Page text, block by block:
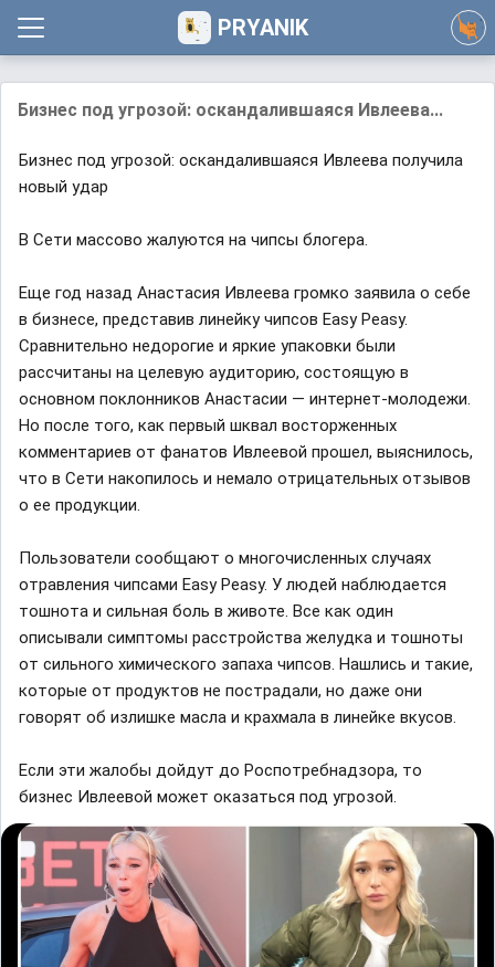
PRYANIK
Бизнес под угрозой: оскандалившаяся Ивлеева...
Бизнес под угрозой: оскандалившаяся Ивлеева получила
новый удар
В Сети массово жалуются на чипсы блогера.
Еще год назад Анастасия Ивлеева громко заявила о себе
в бизнесе, представив линейку чипсов Easy Peasy.
Сравнительно недорогие и яркие упаковки были
рассчитаны на целевую аудиторию, состоящую в
основном поклонников Анастасии — интернет-молодежи.
Но после того, как первый шквал восторженных
комментариев от фанатов Ивлеевой прошел, выяснилось,
что в Сети накопилось и немало отрицательных отзывов
о ее продукции.
Пользователи сообщают о многочисленных случаях
отравления чипсами Easy Peasy. У людей наблюдается
тошнота и сильная боль в животе. Все как один
описывали симптомы расстройства желудка и тошноты
от сильного химического запаха чипсов. Нашлись и такие,
которые от продуктов не пострадали, но даже они
говорят об излишке масла и крахмала в линейке вкусов.
Если эти жалобы дойдут до Роспотребнадзора, то
бизнес Ивлеевой может оказаться под угрозой.